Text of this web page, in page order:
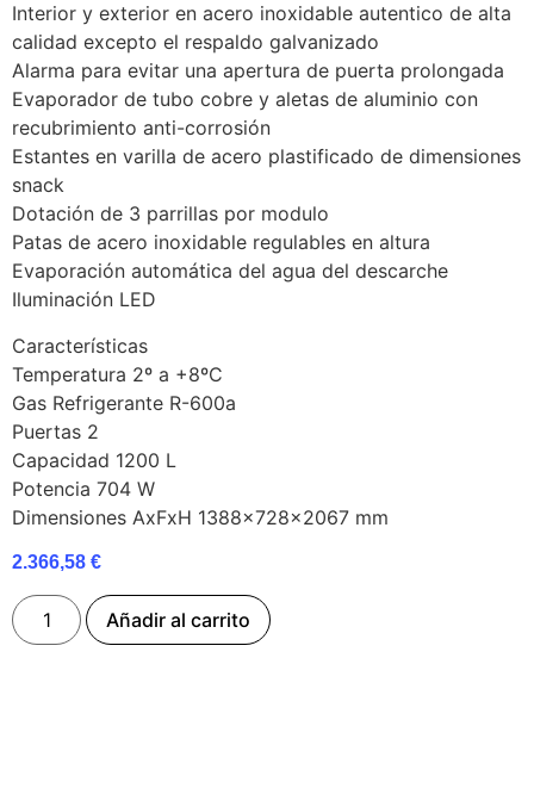
Interior y exterior en acero inoxidable autentico de alta
calidad excepto el respaldo galvanizado
Alarma para evitar una apertura de puerta prolongada
Evaporador de tubo cobre y aletas de aluminio con
recubrimiento anti-corrosión
Estantes en varilla de acero plastificado de dimensiones
snack
Dotación de 3 parrillas por modulo
Patas de acero inoxidable regulables en altura
Evaporación automática del agua del descarche
Iluminación LED
Características
Temperatura 2º a +8ºC
Gas Refrigerante R-600a
Puertas 2
Capacidad 1200 L
Potencia 704 W
Dimensiones AxFxH 1388x728x2067 mm
2.366,58 €
Añadir al carrito